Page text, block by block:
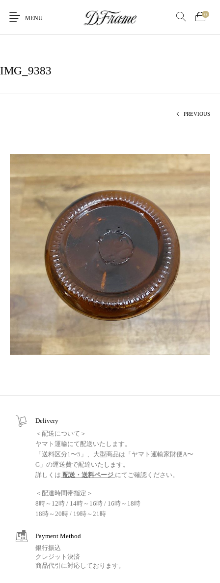
MENU
0
IMG_9383
PREVIOUS
Delivery
＜配送について＞
ヤマト運輸にて配送いたします。
「送料区分1〜5」、大型商品は「ヤマト運輸家財便A〜
G」の運送費で配達いたします。
詳しくは 配送・送料ページ にてご確認ください。
＜配達時間帯指定＞
8時～12時 / 14時～16時 / 16時～18時
18時～20時 / 19時～21時
Payment Method
銀行振込
クレジット決済
商品代引に対応しております。